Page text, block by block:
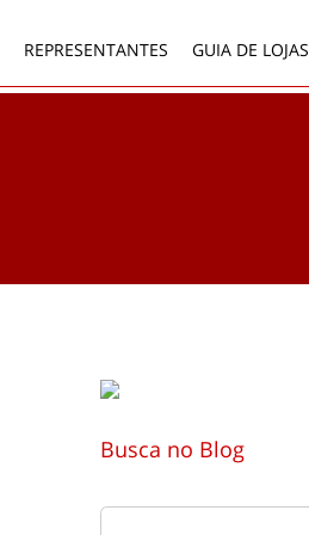
REPRESENTANTES GUIA DE LOJAS
Busca no Blog